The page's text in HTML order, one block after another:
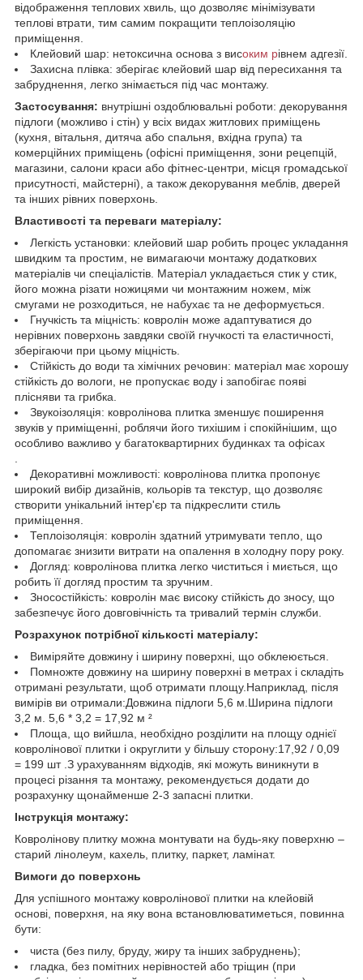
відображення теплових хвиль, що дозволяє мінімізувати
теплові втрати, тим самим покращити теплоізоляцію
приміщення.
Клейовий шар: нетоксична основа з високим рівнем адгезії.
Захисна плівка: зберігає клейовий шар від пересихання та
забруднення, легко знімається під час монтажу.
Застосування: внутрішні оздоблювальні роботи: декорування
підлоги (можливо і стін) у всіх видах житлових приміщень
(кухня, вітальня, дитяча або спальня, вхідна група) та
комерційних приміщень (офісні приміщення, зони рецепцій,
магазини, салони краси або фітнес-центри, місця громадської
присутності, майстерні), а також декорування меблів, дверей
та інших рівних поверхонь.
Властивості та переваги матеріалу:
Легкість установки: клейовий шар робить процес укладання
швидким та простим, не вимагаючи монтажу додаткових
матеріалів чи спеціалістів. Матеріал укладається стик у стик,
його можна різати ножицями чи монтажним ножем, між
смугами не розходиться, не набухає та не деформується.
Гнучкість та міцність: ковролін може адаптуватися до
нерівних поверхонь завдяки своїй гнучкості та еластичності,
зберігаючи при цьому міцність.
Стійкість до води та хімічних речовин: матеріал має хорошу
стійкість до вологи, не пропускає воду і запобігає появі
плісняви та грибка.
Звукоізоляція: ковролінова плитка зменшує поширення
звуків у приміщенні, роблячи його тихішим і спокійнішим, що
особливо важливо у багатоквартирних будинках та офісах
.
Декоративні можливості: ковролінова плитка пропонує
широкий вибір дизайнів, кольорів та текстур, що дозволяє
створити унікальний інтер'єр та підкреслити стиль
приміщення.
Теплоізоляція: ковролін здатний утримувати тепло, що
допомагає знизити витрати на опалення в холодну пору року.
Догляд: ковролінова плитка легко чиститься і миється, що
робить її догляд простим та зручним.
Зносостійкість: ковролін має високу стійкість до зносу, що
забезпечує його довговічність та тривалий термін служби.
Розрахунок потрібної кількості матеріалу:
Виміряйте довжину і ширину поверхні, що обклеюється.
Помножте довжину на ширину поверхні в метрах і складіть
отримані результати, щоб отримати площу.Наприклад, після
вимірів ви отримали:Довжина підлоги 5,6 м.Ширина підлоги
3,2 м. 5,6 * 3,2 = 17,92 м ²
Площа, що вийшла, необхідно розділити на площу однієї
ковролінової плитки і округлити у більшу сторону:17,92 / 0,09
= 199 шт .З урахуванням відходів, які можуть виникнути в
процесі різання та монтажу, рекомендується додати до
розрахунку щонайменше 2-3 запасні плитки.
Інструкція монтажу:
Ковролінову плитку можна монтувати на будь-яку поверхню –
старий лінолеум, кахель, плитку, паркет, ламінат.
Вимоги до поверхонь
Для успішного монтажу ковролінової плитки на клейовій
основі, поверхня, на яку вона встановлюватиметься, повинна
бути:
чиста (без пилу, бруду, жиру та інших забруднень);
гладка, без помітних нерівностей або тріщин (при